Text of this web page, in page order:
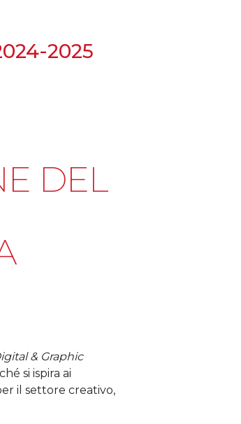
2025
DEL
& Graphic
si ispira ai
il settore creativo,